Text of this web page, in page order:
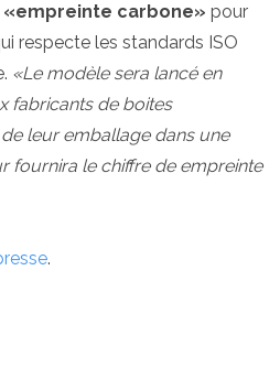
carbone» pour
respecte les standards ISO
«Le modèle sera lancé en
fabricants de boites
leur emballage dans une
fournira le chiffre de empreinte
.